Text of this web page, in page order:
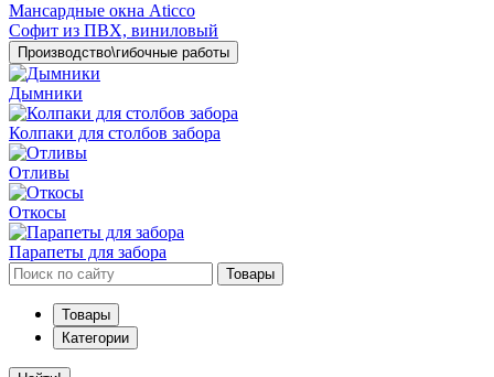
Мансардные окна Aticco
Софит из ПВХ, виниловый
Производство\гибочные работы
Дымники
Колпаки для столбов забора
Отливы
Откосы
Парапеты для забора
Товары
Товары
Категории